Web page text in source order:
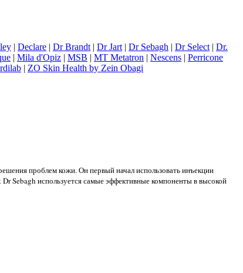
| Declare | Dr Brandt | Dr Jart | Dr Sebagh | Dr Select | Dr.
| Mila d'Opiz | MSB | MT Metatron | Nescens | Perricone
| ZO Skin Health by Zein Obagi
проблем кожи. Он первый начал использовать инъекции
Sebagh используется самые эффективные компоненты в высокой